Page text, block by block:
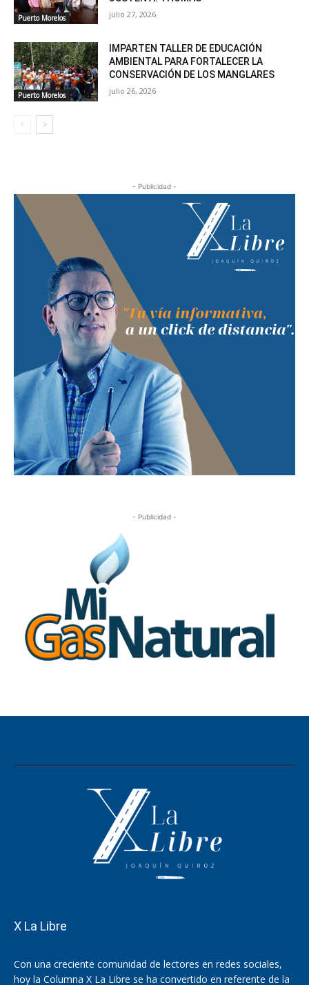
X La Libre
Con una creciente comunidad de lectores en redes sociales,
hoy la Columna X La Libre se ha convertido en referente de la